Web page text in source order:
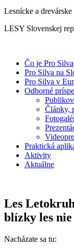
Lesnícke a drevárske
LESY Slovenskej
Čo je Pro Silva
Pro Silva na
Pro Silva v
Odborné
Články,
Praktická
Aktivity
Aktuálne
Les
blízky les
Nacházate sa tu: